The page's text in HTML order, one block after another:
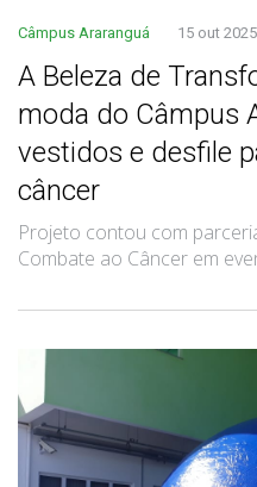
Câmpus Araranguá 15 out 2025
A Beleza de
moda do Câmpus
vestidos e desfile
câncer
Projeto contou com
Combate ao Câncer em